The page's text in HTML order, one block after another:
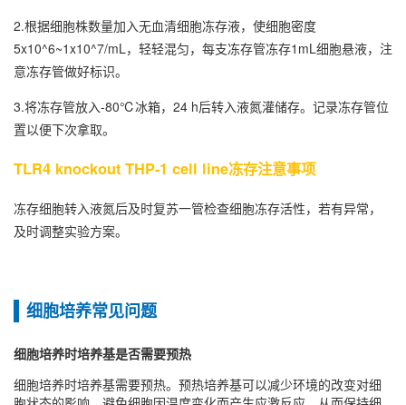
2.根据细胞株数量加入无血清细胞冻存液，使细胞密度
5x10^6~1x10^7/mL，轻轻混匀，每支冻存管冻存1mL细胞悬液，注
意冻存管做好标识。
3.将冻存管放入-80℃冰箱，24 h后转入液氮灌储存。记录冻存管位
置以便下次拿取。
TLR4 knockout THP-1 cell line冻存注意事项
冻存细胞转入液氮后及时复苏一管检查细胞冻存活性，若有异常，
及时调整实验方案。
细胞培养常见问题
细胞培养时培养基是否需要预热
细胞培养时培养基需要预热‌。预热培养基可以减少环境的改变对细